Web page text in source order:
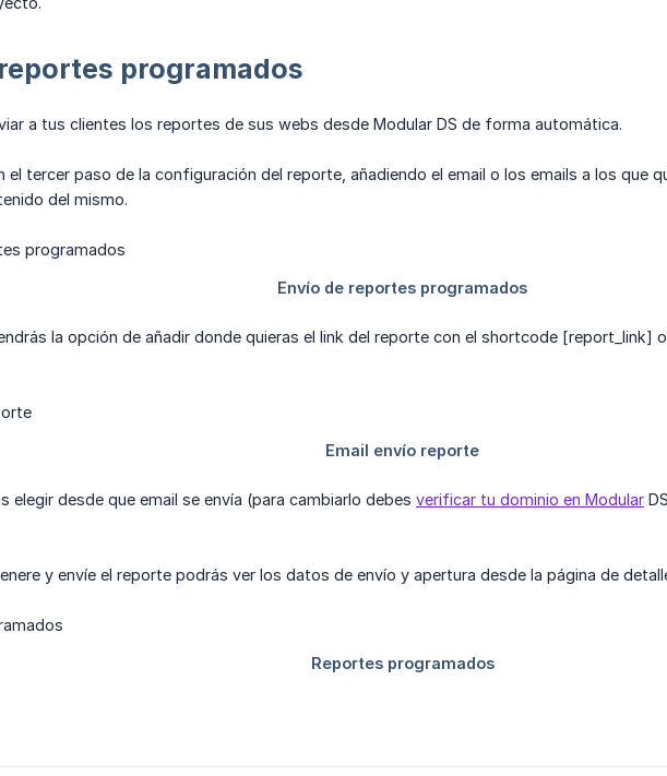
programados
a tus clientes los reportes de sus webs desde Modular DS de forma automática.
el tercer paso de la configuración del reporte, añadiendo el email o los emails a los que
del mismo.
la opción de añadir donde quieras el link del reporte con el shortcode [report_link]
elegir desde que email se envía (para cambiarlo debes verificar tu dominio en Modular
y envíe el reporte podrás ver los datos de envío y apertura desde la página de